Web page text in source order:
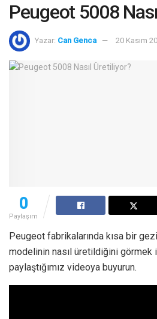
Peugeot 5008
Yazar: Can Genca 20 Kasım
0
Paylaşım
Peugeot fabrikalarında kısa bir
modelinin nasıl üretildiğini görmek
paylaştığımız videoya buyurun.